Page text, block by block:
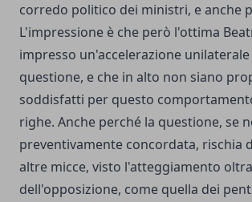
corredo politico dei ministri, e anche
L'impressione è che però l'ottima
impresso un'accelerazione unilaterale
questione, e che in alto non siano
soddisfatti per questo
righe. Anche perché la questione, se
preventivamente concordata, rischia
altre micce, visto l'atteggiamento
dell'opposizione, come quella dei